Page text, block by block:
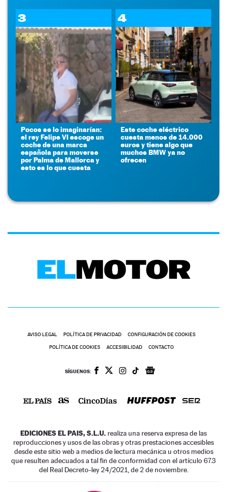
3
Pocos se lo imaginarían:
el rey Felipe VI escoge un
coche de una marca
española para moverse
por Palma de Mallorca y
esto es lo que cuesta
4
Este coche eléctrico
cuesta menos de 14.000
euros y tiene algo que
muchos BMW ya no
ofrecen
AVISO LEGAL POLÍTICA DE PRIVACIDAD CONFIGURACIÓN DE COOKIES
POLÍTICA DE COOKIES ACCESIBILIDAD CONTACTO
SÍGUENOS:
EDICIONES EL PAIS, S.L.U. realiza una reserva expresa de las
reproducciones y usos de las obras y otras prestaciones accesibles
desde este sitio web a medios de lectura mecánica u otros medios
que resulten adecuados a tal fin de conformidad con el artículo 67.3
del Real Decreto-ley 24/2021, de 2 de noviembre.